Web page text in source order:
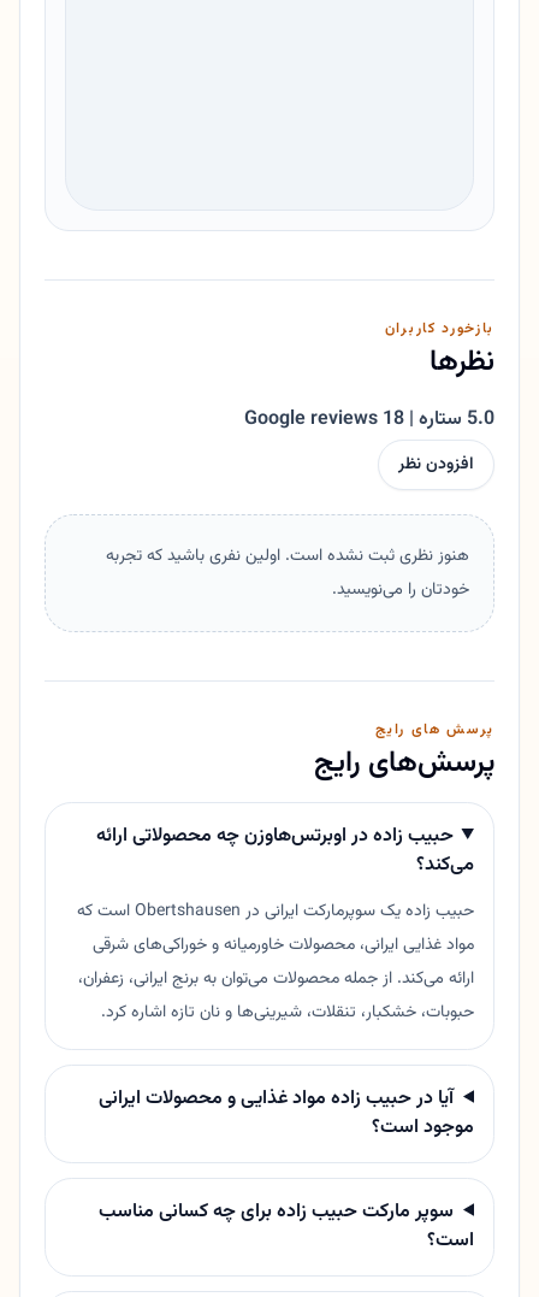
بازخورد کاربران
نظرها
5.0 ستاره | 18 Google reviews
افزودن نظر
هنوز نظری ثبت نشده است. اولین نفری باشید که تجربه
خودتان را می‌نویسید.
پرسش های رایج
پرسش‌های رایج
حبیب زاده در اوبرتس‌هاوزن چه محصولاتی ارائه
می‌کند؟
حبیب زاده یک سوپرمارکت ایرانی در Obertshausen است که
مواد غذایی ایرانی، محصولات خاورمیانه و خوراکی‌های شرقی
ارائه می‌کند. از جمله محصولات می‌توان به برنج ایرانی، زعفران،
حبوبات، خشکبار، تنقلات، شیرینی‌ها و نان تازه اشاره کرد.
آیا در حبیب زاده مواد غذایی و محصولات ایرانی
موجود است؟
سوپر مارکت حبیب زاده برای چه کسانی مناسب
است؟